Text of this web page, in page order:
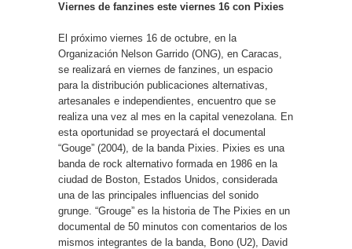
Viernes de fanzines este viernes 16 con Pixies
El próximo viernes 16 de octubre, en la
Organización Nelson Garrido (ONG), en Caracas,
se realizará en viernes de fanzines, un espacio
para la distribución publicaciones alternativas,
artesanales e independientes, encuentro que se
realiza una vez al mes en la capital venezolana. En
esta oportunidad se proyectará el documental
“Gouge” (2004), de la banda Pixies. Pixies es una
banda de rock alternativo formada en 1986 en la
ciudad de Boston, Estados Unidos, considerada
una de las principales influencias del sonido
grunge. “Grouge” es la historia de The Pixies en un
documental de 50 minutos con comentarios de los
mismos integrantes de la banda, Bono (U2), David